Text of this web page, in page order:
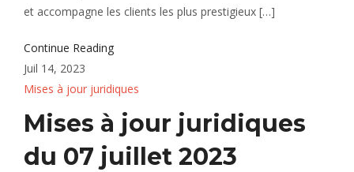
et accompagne les clients les plus prestigieux […]
Continue Reading
Juil 14, 2023
Mises à jour juridiques
Mises à jour juridiques
du 07 juillet 2023